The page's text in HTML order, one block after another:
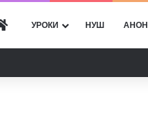
ГОЛОВНА
УРОКИ НУШ